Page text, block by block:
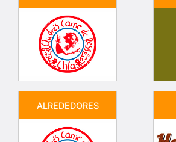
ALREDEDORES